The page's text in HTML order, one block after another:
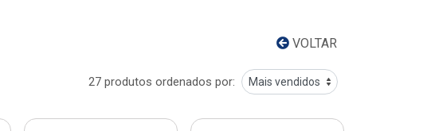
VOLTAR
27 produtos ordenados por: